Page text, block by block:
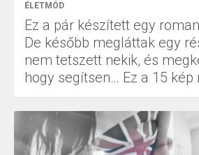
ÉLETMÓD
Ez a pár készített egy
De később megláttak egy
nem tetszett nekik, és
hogy segítsen… Ez a 15 kép